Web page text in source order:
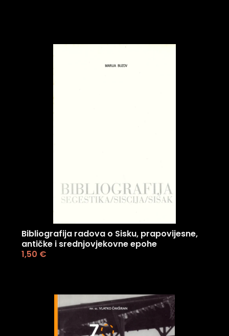
Bibliografija radova o Sisku, prapovijesne,
antičke i srednjovjekovne epohe
1,50 €